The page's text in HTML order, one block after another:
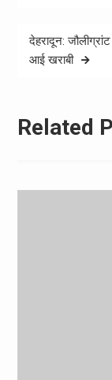
देहरादून:
आई खराबी
Related